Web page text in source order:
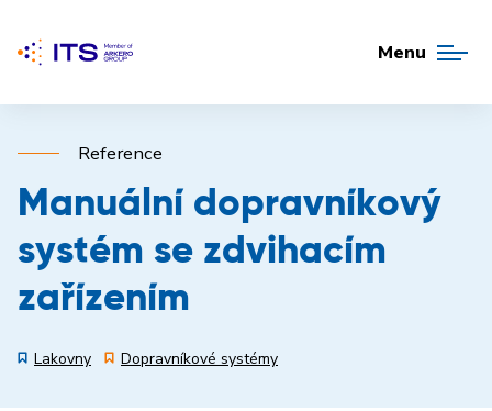
Menu
Reference
Manuální dopravníkový
systém se zdvihacím
zařízením
Lakovny Dopravníkové systémy